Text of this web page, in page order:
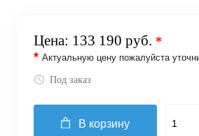
Цена: 133 190 руб. *
* Актуальную цену пожалуйста
Под заказ
В корзину